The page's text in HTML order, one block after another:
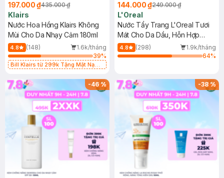
197.000 ₫435.000 ₫
Klairs
Nước Hoa Hồng Klairs Không
Mùi Cho Da Nhạy Cảm 180ml
4.8 (148)
1.6k/tháng
39%
Bill Klairs từ 299k Tặng Mặt Nạ
25ml (SL Có Hạn)
144.000 ₫249.000 ₫
L'Oreal
Nước Tẩy Trang L'Oreal Tươi
Mát Cho Da Dầu, Hỗn Hợp
400ml
4.8 (298)
1.9k/tháng
64%
-46% -38%